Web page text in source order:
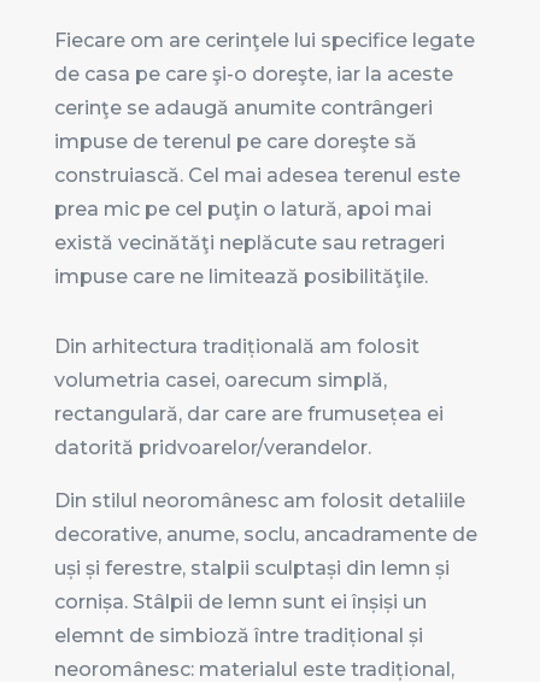
Fiecare om are cerinţele lui specifice legate
de casa pe care şi-o doreşte, iar la aceste
cerinţe se adaugă anumite contrângeri
impuse de terenul pe care doreşte să
construiască. Cel mai adesea terenul este
prea mic pe cel puţin o latură, apoi mai
există vecinătăţi neplăcute sau retrageri
impuse care ne limitează posibilităţile.
Din arhitectura tradițională am folosit
volumetria casei, oarecum simplă,
rectangulară, dar care are frumusețea ei
datorită pridvoarelor/verandelor.
Din stilul neoromânesc am folosit detaliile
decorative, anume, soclu, ancadramente de
uși și ferestre, stalpii sculptași din lemn și
cornișa. Stâlpii de lemn sunt ei înșiși un
elemnt de simbioză între tradițional și
neoromânesc: materialul este tradițional,